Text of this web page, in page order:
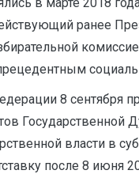
ранее
8 сентября
Государственной
власти в
после 8 июня